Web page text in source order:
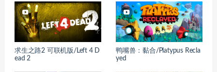
求生之路2 可联机版/Left 4 D
ead 2
鸭嘴兽：黏合/Platypus Recla
yed